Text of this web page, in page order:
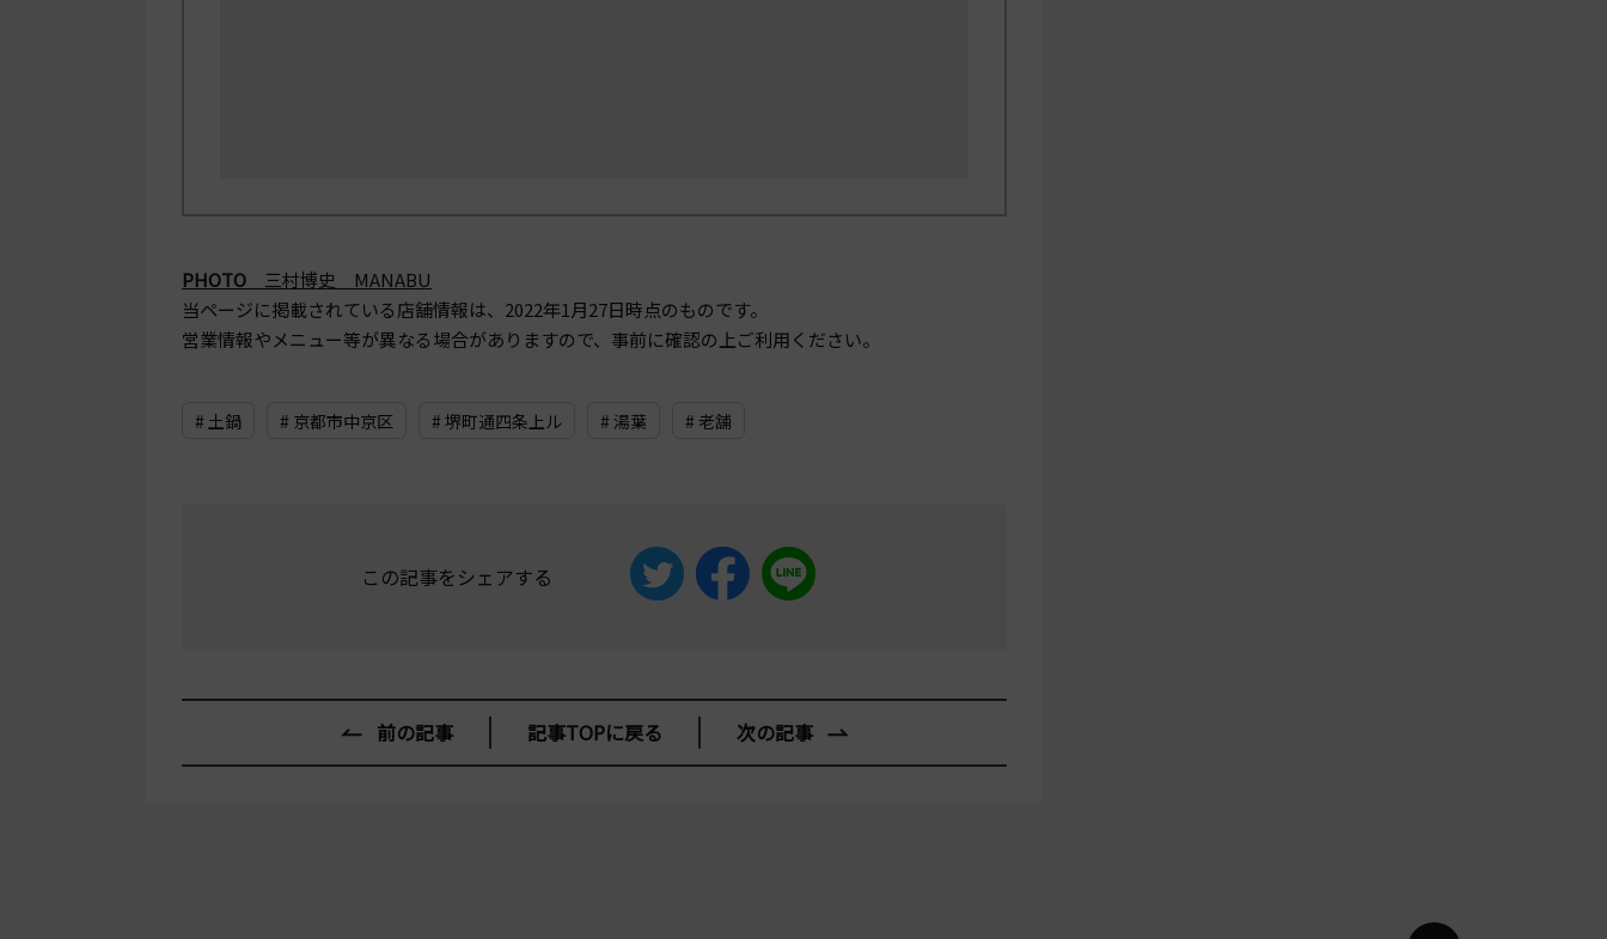
PHOTO 三村博史 MANABU
当ページに掲載されている店舗情報は、 2022年1月27日時点のものです。
営業情報やメニュー等が異なる場合がありますので、事前に確認の上ご利用ください。
# 土鍋 # 京都市中京区 # 堺町通四条上ル # 湯葉 # 老舗
この記事をシェアする
前の記事 記事TOPに戻る 次の記事